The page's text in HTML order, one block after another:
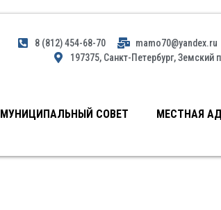
8 (812) 454-68-70 mamo70@yandex.ru
197375, Санкт-Петербург, Земский
МУНИЦИПАЛЬНЫЙ СОВЕТ МЕСТНАЯ